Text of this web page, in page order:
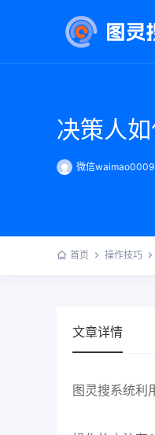
决策人
微信waimao0009
首页 操作技巧
文章详情
图灵搜系统利